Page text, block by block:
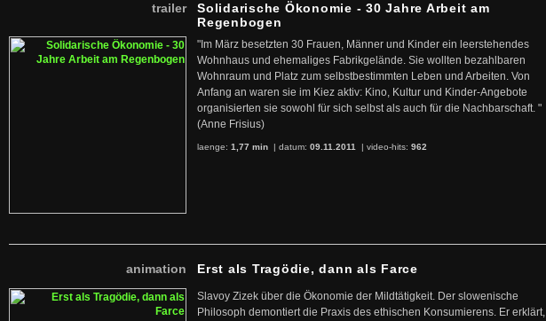
trailer
Solidarische Ökonomie - 30 Jahre Arbeit am
Regenbogen
"Im März besetzten 30 Frauen, Männer und Kinder ein leerstehendes
Wohnhaus und ehemaliges Fabrikgelände. Sie wollten bezahlbaren
Wohnraum und Platz zum selbstbestimmten Leben und Arbeiten. Von
Anfang an waren sie im Kiez aktiv: Kino, Kultur und Kinder-Angebote
organisierten sie sowohl für sich selbst als auch für die Nachbarschaft. "
(Anne Frisius)
laenge: 1,77 min | datum: 09.11.2011 | video-hits: 962
animation Erst als Tragödie, dann als Farce
Slavoy Zizek über die Ökonomie der Mildtätigkeit. Der slowenische
Philosoph demontiert die Praxis des ethischen Konsumierens. Er erklärt,